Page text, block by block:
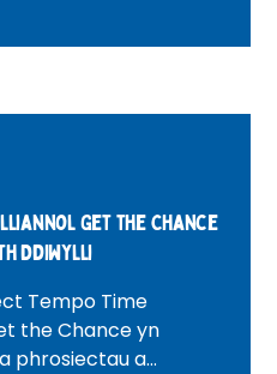
Get the Chance
Ddiwylli
Tempo Time
the Chance yn
phrosiectau a